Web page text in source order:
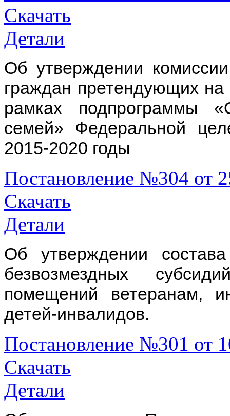
Скачать
Детали
Об утверждении
граждан претендующих
рамках подпрограммы
семей» Федеральной
2015-2020 годы
Постановление №304 от
Скачать
Детали
Об утверждении
безвозмездных
помещений ветеранам,
детей-инвалидов.
Постановление №301 от
Скачать
Детали